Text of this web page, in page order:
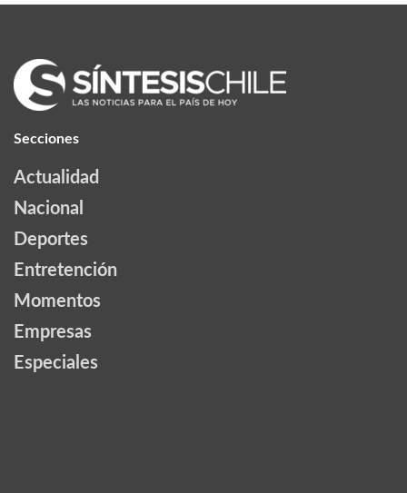
Secciones
Actualidad
Nacional
Deportes
Entretención
Momentos
Empresas
Especiales